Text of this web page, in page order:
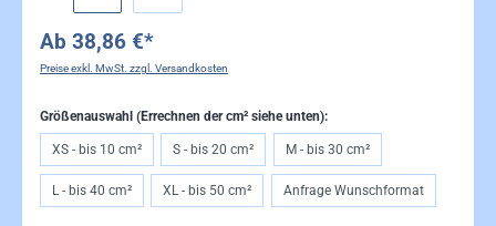
Ab 38,86 €*
Preise exkl. MwSt. zzgl. Versandkosten
Größenauswahl (Errechnen der cm² siehe unten):
XS - bis 10 cm² S - bis 20 cm² M - bis 30 cm²
L - bis 40 cm² XL - bis 50 cm² Anfrage Wunschformat